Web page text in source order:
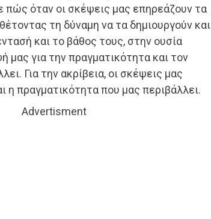
πώς όταν οι σκέψεις μας επηρεάζουν τα
τη δύναμη να τα δημιουργούν και
και το βάθος τους, στην ουσία
μας για την πραγματικότητα και τον
Για την ακρίβεια, οι σκέψεις μας
η πραγματικότητα που μας περιβάλλει.
Advertisment